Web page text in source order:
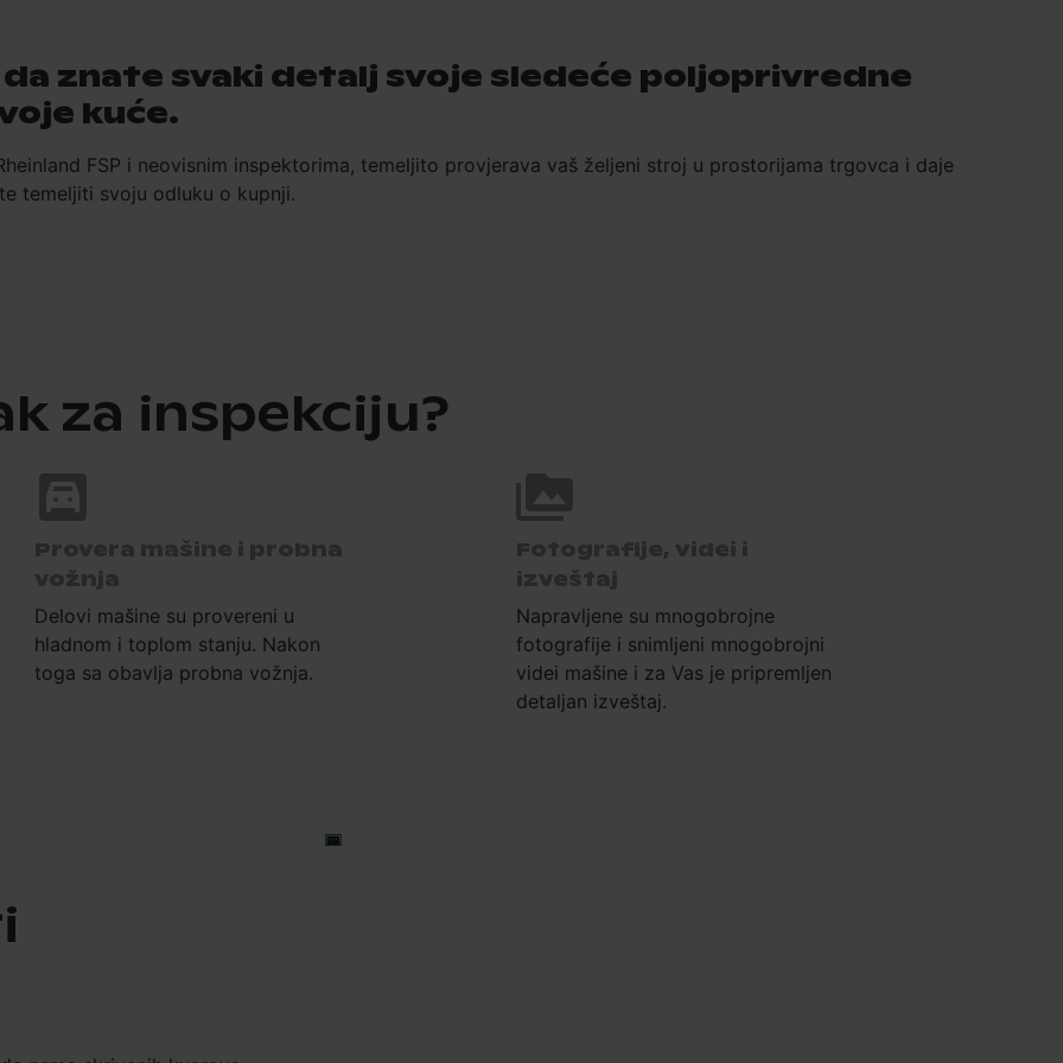
znate svaki detalj svoje sledeće poljoprivredne
kuće.
FSP i neovisnim inspektorima, temeljito provjerava vaš željeni stroj u prostorijama trgovca i daje
temeljiti svoju odluku o kupnji.
za inspekciju?
Provera mašine i probna
vožnja
Delovi mašine su provereni u
hladnom i toplom stanju. Nakon
toga sa obavlja probna vožnja.
Fotografije, videi i
izveštaj
Napravljene su mnogobrojne
fotografije i snimljeni mnogobrojni
videi mašine i za Vas je pripremljen
detaljan izveštaj.